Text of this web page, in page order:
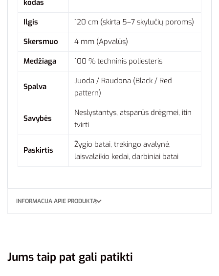
kodas
Ilgis
120 cm (skirta 5–7 skylučių poroms)
Skersmuo
4 mm (Apvalūs)
Medžiaga
100 % techninis poliesteris
Spalva
Juoda / Raudona (Black / Red
pattern)
Savybės
Neslystantys, atsparūs drėgmei, itin
tvirti
Paskirtis
Žygio batai, trekingo avalynė,
laisvalaikio kedai, darbiniai batai
INFORMACIJA APIE PRODUKTĄ
Jums taip pat gali patikti